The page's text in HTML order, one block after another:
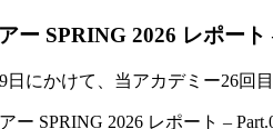
ー SPRING 2026 レポート
日にかけて、当アカデミー26